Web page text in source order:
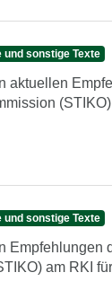
und sonstige Texte
aktuellen
und sonstige Texte
Empfehlungen
am RKI